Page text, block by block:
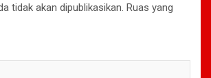
tidak akan dipublikasikan. Ruas yang